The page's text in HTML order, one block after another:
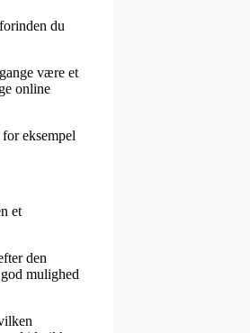
du
være et
online
eksempel
et
den
mulighed